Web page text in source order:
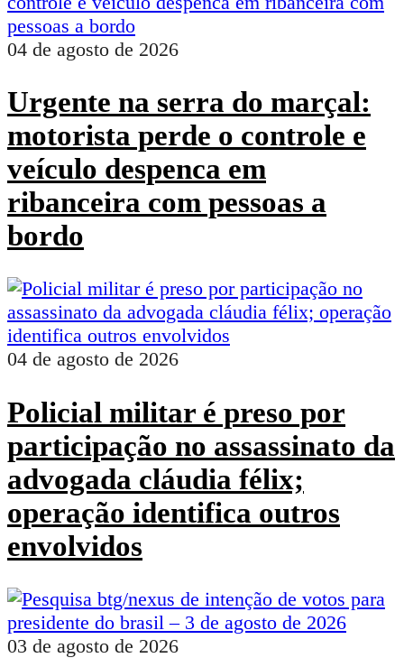
04 de agosto de 2026
Urgente na serra do marçal:
motorista perde o controle e
veículo despenca em
ribanceira com pessoas a
bordo
04 de agosto de 2026
Policial militar é preso por
participação no assassinato da
advogada cláudia félix;
operação identifica outros
envolvidos
03 de agosto de 2026